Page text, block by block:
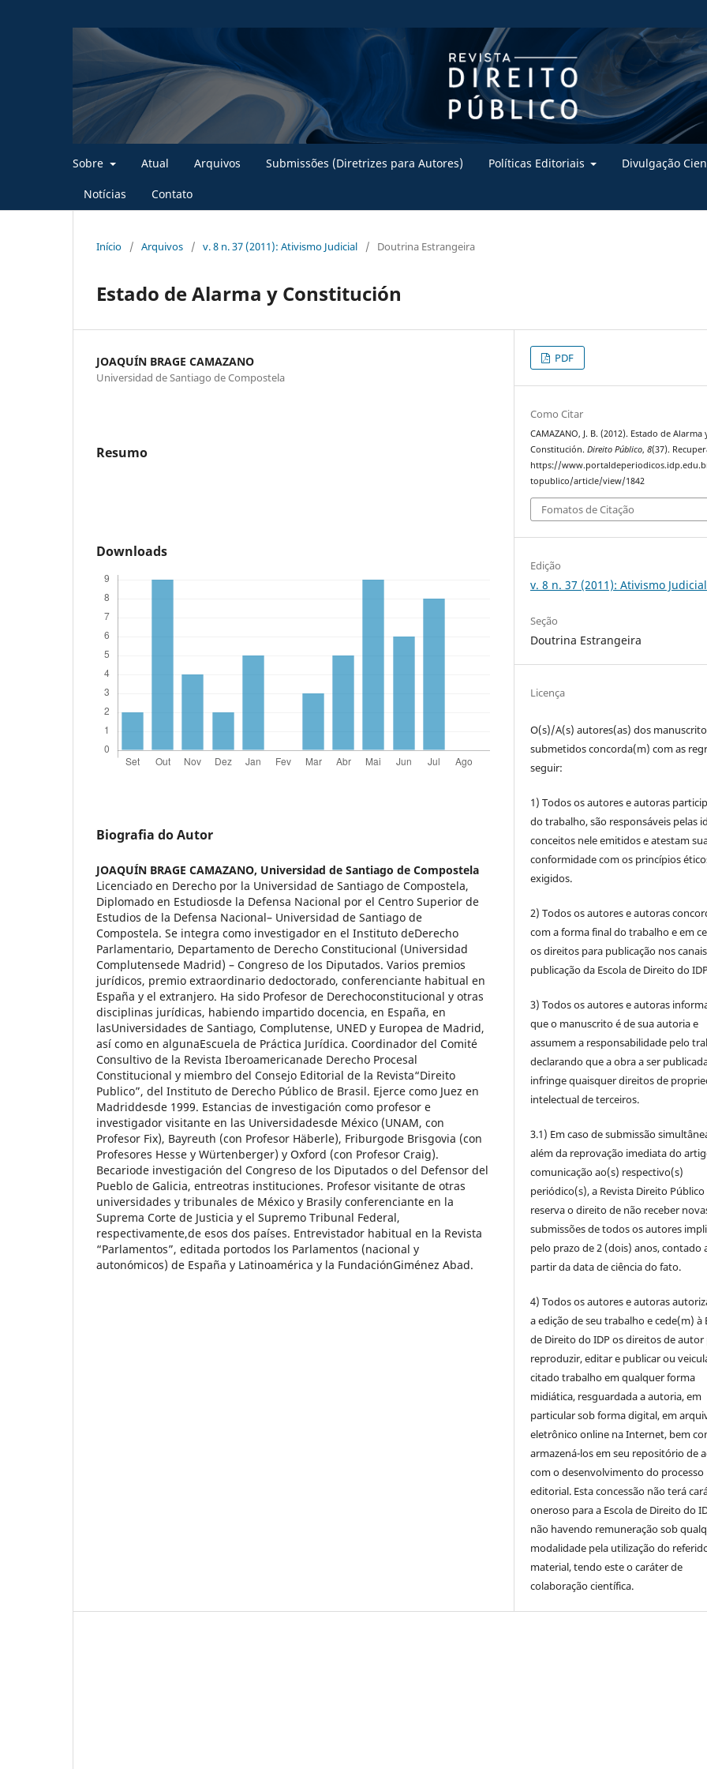
Sobre Atual Arquivos Submissões (Diretrizes para Autores) Políticas Editoriais Divulgação
Notícias Contato
Início / Arquivos / v. 8 n. 37 (2011): Ativismo Judicial / Doutrina Estrangeira
Estado de Alarma y Constitución
JOAQUÍN BRAGE CAMAZANO
Universidad de Santiago de Compostela
Resumo
Downloads
Biografia do Autor
JOAQUÍN BRAGE CAMAZANO, Universidad de Santiago de Compostela
Licenciado en Derecho por la Universidad de Santiago de Compostela,
Diplomado en Estudiosde la Defensa Nacional por el Centro Superior de
Estudios de la Defensa Nacional– Universidad de Santiago de
Compostela. Se integra como investigador en el Instituto deDerecho
Parlamentario, Departamento de Derecho Constitucional (Universidad
Complutensede Madrid) – Congreso de los Diputados. Varios premios
jurídicos, premio extraordinario dedoctorado, conferenciante habitual en
España y el extranjero. Ha sido Profesor de Derechoconstitucional y otras
disciplinas jurídicas, habiendo impartido docencia, en España, en
lasUniversidades de Santiago, Complutense, UNED y Europea de Madrid,
así como en algunaEscuela de Práctica Jurídica. Coordinador del Comité
Consultivo de la Revista Iberoamericanade Derecho Procesal
Constitucional y miembro del Consejo Editorial de la Revista“Direito
Publico”, del Instituto de Derecho Público de Brasil. Ejerce como Juez en
Madriddesde 1999. Estancias de investigación como profesor e
investigador visitante en las Universidadesde México (UNAM, con
Profesor Fix), Bayreuth (con Profesor Häberle), Friburgode Brisgovia (con
Profesores Hesse y Würtenberger) y Oxford (con Profesor Craig).
Becariode investigación del Congreso de los Diputados o del Defensor del
Pueblo de Galicia, entreotras instituciones. Profesor visitante de otras
universidades y tribunales de México y Brasily conferenciante en la
Suprema Corte de Justicia y el Supremo Tribunal Federal,
respectivamente,de esos dos países. Entrevistador habitual en la Revista
“Parlamentos”, editada portodos los Parlamentos (nacional y
autonómicos) de España y Latinoamérica y la FundaciónGiménez Abad.
PDF
Como Citar
CAMAZANO, J. B. (2012). Estado de Alarma
Constitución.Direito Público,8(37).
https://
topublico/article/view/1842
Fomatos de Citação
Edição
v. 8 n. 37 (2011): Ativismo Judicial
Seção
Doutrina Estrangeira
Licença
O(s)/A(s) autores(as) dos
submetidos concorda(m) com as
seguir:
1) Todos os autores e autoras
do trabalho, são responsáveis pelas
conceitos nele emitidos e atestam
conformidade com os princípios
exigidos.
2) Todos os autores e autoras
com a forma final do trabalho e em
os direitos para publicação nos
publicação da Escola de Direito do
3) Todos os autores e autoras
que o manuscrito é de sua autoria e
assumem a responsabilidade pelo
declarando que a obra a ser
infringe quaisquer direitos de
intelectual de terceiros.
3.1) Em caso de submissão
além da reprovação imediata do
comunicação ao(s) respectivo(s)
periódico(s), a Revista Direito Público
reserva o direito de não receber
submissões de todos os autores
pelo prazo de 2 (dois) anos, contado
partir da data de ciência do fato.
4) Todos os autores e autoras
a edição de seu trabalho e cede(m) à
de Direito do IDP os direitos de autor
reproduzir, editar e publicar ou
citado trabalho em qualquer forma
midiática, resguardada a autoria, em
particular sob forma digital, em
eletrônico online na Internet, bem
armazená-los em seu repositório de
com o desenvolvimento do processo
editorial. Esta concessão não terá
oneroso para a Escola de Direito do
não havendo remuneração sob
modalidade pela utilização do
material, tendo este o caráter de
colaboração científica.